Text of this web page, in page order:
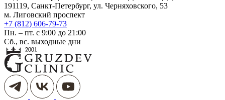
191119, Санкт-Петербург, ул. Черняховского, 53
м. Лиговский проспект
+7 (812) 606-79-73
Пн. – пт. с 9:00 до 21:00
Сб., вс. выходные дни